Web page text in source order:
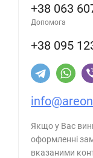
+38 063
Допомога
+38 095
Якщо у Вас
оформленні
вказаними